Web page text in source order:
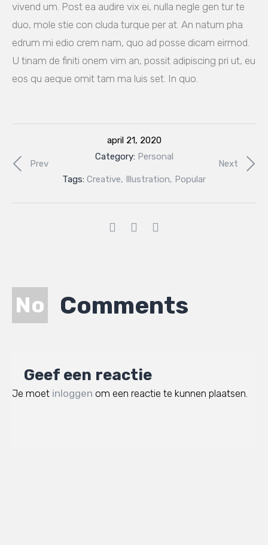
vivend um. Post ea audire vix ei, nulla negle gen tur te
duo, mole stie con cluda turque per at. An natum pha
edrum mi edio crem nam, quo ad posse dicam eirmod.
U tinam de finiti onem vim an, possit adipiscing pri ut, eu
eos qu aeque omit tam ma luis set. In quo.
Next
Prev
april 21, 2020
Category: Personal
Tags: Creative, Illustration, Popular
No Comments
Geef een reactie
Je moet inloggen om een reactie te kunnen plaatsen.